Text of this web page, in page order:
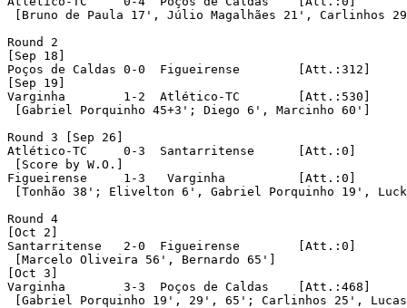
[Bruno de Paula 17', Júlio Magalhães 21', Carlinhos
Round 2
[Sep 18]
Poços de Caldas	0-0  Figueirense	[Att.:312]
[Sep 19]
Varginha	1-2  Atlético-TC	[Att.:530]
[Gabriel Porquinho 45+3'; Diego 6', Marcinho 60']
Round 3 [Sep 26]
Atlético-TC	0-3  Santarritense	[Att.:0]
[Score by W.O.]
Figueirense	1-3   Varginha		[Att.:0]
[Tonhão 38'; Elivelton 6', Gabriel Porquinho 19',
Round 4
[Oct 2]
Santarritense	2-0  Figueirense	[Att.:0]
[Marcelo Oliveira 56', Bernardo 65']
[Oct 3]
Varginha	3-3  Poços de Caldas	[Att.:468]
[Gabriel Porquinho 19', 29', 65'; Carlinhos 25',